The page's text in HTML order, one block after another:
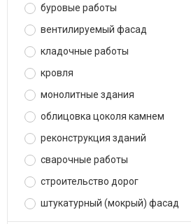
буровые работы
вентилируемый фасад
кладочные работы
кровля
монолитные здания
облицовка цоколя камнем
реконструкция зданий
сварочные работы
строительство дорог
штукатурный (мокрый) фасад